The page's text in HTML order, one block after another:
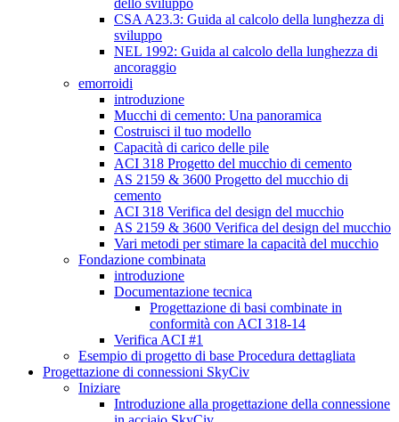
dello sviluppo
CSA A23.3: Guida al calcolo della lunghezza di
sviluppo
NEL 1992: Guida al calcolo della lunghezza di
ancoraggio
emorroidi
introduzione
Mucchi di cemento: Una panoramica
Costruisci il tuo modello
Capacità di carico delle pile
ACI 318 Progetto del mucchio di cemento
AS 2159 & 3600 Progetto del mucchio di
cemento
ACI 318 Verifica del design del mucchio
AS 2159 & 3600 Verifica del design del mucchio
Vari metodi per stimare la capacità del mucchio
Fondazione combinata
introduzione
Documentazione tecnica
Progettazione di basi combinate in
conformità con ACI 318-14
Verifica ACI #1
Esempio di progetto di base Procedura dettagliata
Progettazione di connessioni SkyCiv
Iniziare
Introduzione alla progettazione della connessione